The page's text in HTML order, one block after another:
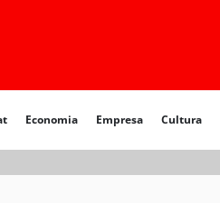
Economia Empresa Cultura